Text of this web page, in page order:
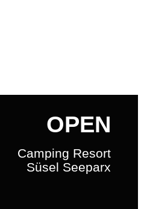
OPEN
Camping Resort
Süsel Seeparx